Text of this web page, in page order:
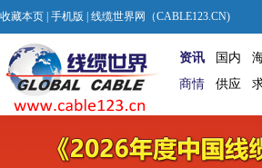
收藏本页 手机版 | 线缆世界网（CABLE123.CN)
资讯 国内
商情
供应